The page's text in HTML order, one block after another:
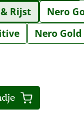
Rijst
Nero
Nero